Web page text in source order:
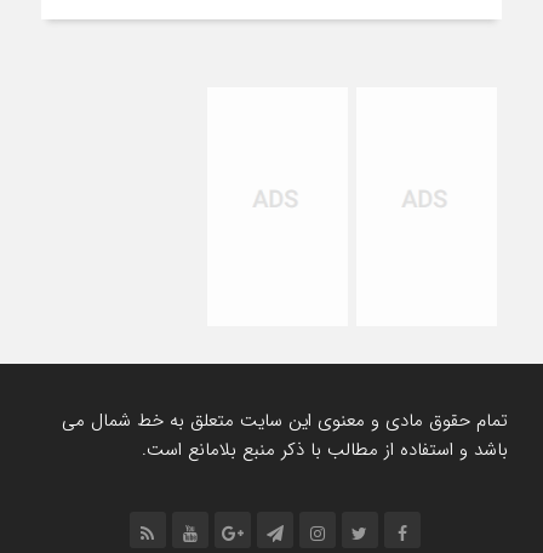
تمام حقوق مادی و معنوی این سایت متعلق به خط شمال می
باشد و استفاده از مطالب با ذکر منبع بلامانع است.